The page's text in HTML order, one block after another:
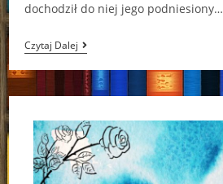
dochodził do niej jego podniesiony…
Czytaj DalejFragment:
Splątany
Warkocz
Bereniki
–
Gruszka